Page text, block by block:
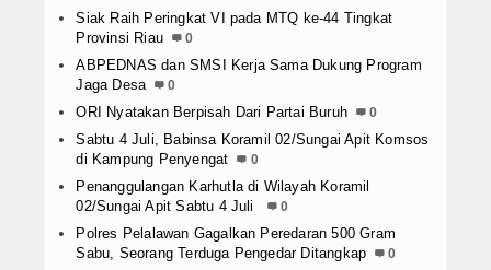
Siak Raih Peringkat VI pada MTQ ke-44 Tingkat
Provinsi Riau
0
ABPEDNAS dan SMSI Kerja Sama Dukung Program
Jaga Desa
0
ORI Nyatakan Berpisah Dari Partai Buruh 0
Sabtu 4 Juli, Babinsa Koramil 02/Sungai Apit Komsos
di Kampung Penyengat
0
Penanggulangan Karhutla di Wilayah Koramil
02/Sungai Apit Sabtu 4 Juli
0
Polres Pelalawan Gagalkan Peredaran 500 Gram
Sabu, Seorang Terduga Pengedar Ditangkap
0